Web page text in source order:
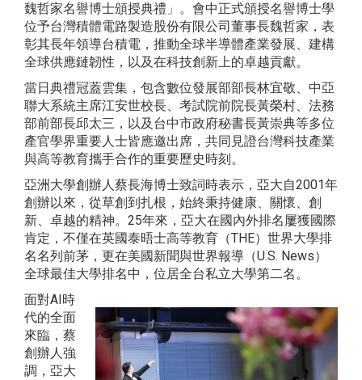
魏哲家名譽博士頒授典禮」。會中正式頒授名譽博士學
位予台灣積體電路製造股份有限公司董事長魏哲家，表
彰其長年領導台積電，推動全球半導體產業發展、建構
全球供應鏈韌性，以及在科技創新上的卓越貢獻。
當日典禮冠蓋雲集，包含數位發展部部長林宜敬、中亞
聯大系統主席江安世校長、考試院前院長黃榮村、法務
部前部長邱太三，以及台中市政府秘書長黃崇典等多位
產官學界重要人士皆應邀出席，共同見證台灣科技產業
與高等教育攜手合作的重要歷史時刻。
亞洲大學創辦人蔡長海博士致詞時表示，亞大自2001年
創辦以來，從草創到扎根，始終秉持健康、關懷、創
新、卓越的精神。25年來，亞大在國內外排名屢獲國際
肯定，不僅在英國泰晤士高等教育（THE）世界大學排
名名列前茅，更在美國新聞與世界報導（U.S. News）
全球最佳大學排名中，位居全台私立大學第二名。
面對AI時
代的全面
來臨，蔡
創辦人強
調，亞大